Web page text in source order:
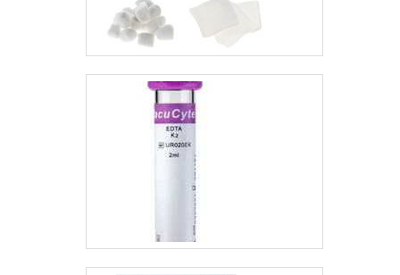
melhor aos clientes no
mercado..
Apenas na Artpress
Compressores é